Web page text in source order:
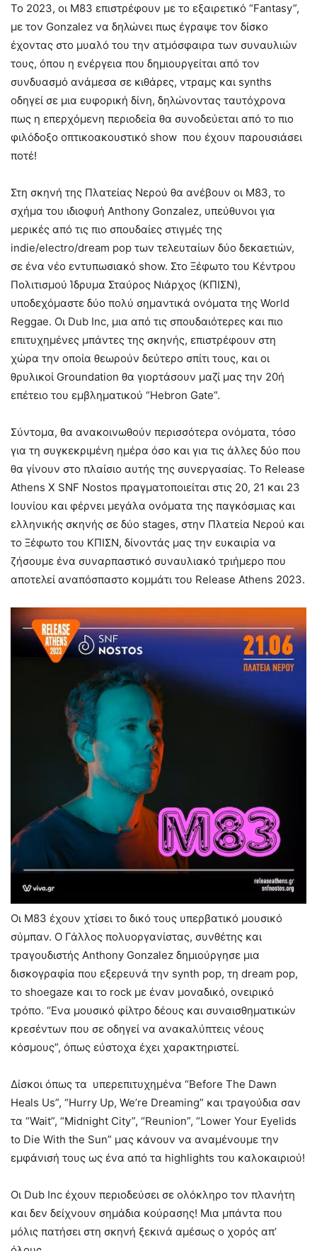
Το 2023, οι M83 επιστρέφουν με το εξαιρετικό “Fantasy”,
με τον Gonzalez να δηλώνει πως έγραψε τον δίσκο
έχοντας στο μυαλό του την ατμόσφαιρα των συναυλιών
τους, όπου η ενέργεια που δημιουργείται από τον
συνδυασμό ανάμεσα σε κιθάρες, ντραμς και synths
οδηγεί σε μια ευφορική δίνη, δηλώνοντας ταυτόχρονα
πως η επερχόμενη περιοδεία θα συνοδεύεται από το πιο
φιλόδοξο οπτικοακουστικό show που έχουν παρουσιάσει
ποτέ!
Στη σκηνή της Πλατείας Νερού θα ανέβουν οι M83, το
σχήμα του ιδιοφυή Anthony Gonzalez, υπεύθυνοι για
μερικές από τις πιο σπουδαίες στιγμές της
indie/electro/dream pop των τελευταίων δύο δεκαετιών,
σε ένα νέο εντυπωσιακό show. Στο Ξέφωτο του Κέντρου
Πολιτισμού Ίδρυμα Σταύρος Νιάρχος (ΚΠΙΣΝ),
υποδεχόμαστε δύο πολύ σημαντικά ονόματα της World
Reggae. Οι Dub Inc, μια από τις σπουδαιότερες και πιο
επιτυχημένες μπάντες της σκηνής, επιστρέφουν στη
χώρα την οποία θεωρούν δεύτερο σπίτι τους, και οι
θρυλικοί Groundation θα γιορτάσουν μαζί μας την 20ή
επέτειο του εμβληματικού “Hebron Gate”.
Σύντομα, θα ανακοινωθούν περισσότερα ονόματα, τόσο
για τη συγκεκριμένη ημέρα όσο και για τις άλλες δύο που
θα γίνουν στο πλαίσιο αυτής της συνεργασίας. Το Release
Athens X SNF Nostos πραγματοποιείται στις 20, 21 και 23
Ιουνίου και φέρνει μεγάλα ονόματα της παγκόσμιας και
ελληνικής σκηνής σε δύο stages, στην Πλατεία Νερού και
το Ξέφωτο του ΚΠΙΣΝ, δίνοντάς μας την ευκαιρία να
ζήσουμε ένα συναρπαστικό συναυλιακό τριήμερο που
αποτελεί αναπόσπαστο κομμάτι του Release Athens 2023.
Oι Μ83 έχουν χτίσει το δικό τους υπερβατικό μουσικό
σύμπαν. Ο Γάλλος πολυοργανίστας, συνθέτης και
τραγουδιστής Anthony Gonzalez δημιούργησε μια
δισκογραφία που εξερευνά την synth pop, τη dream pop,
το shoegaze και το rock με έναν μοναδικό, ονειρικό
τρόπο. “Ενα μουσικό φίλτρο δέους και συναισθηματικών
κρεσέντων που σε οδηγεί να ανακαλύπτεις νέους
κόσμους”, όπως εύστοχα έχει χαρακτηριστεί.
Δίσκοι όπως τα υπερεπιτυχημένα “Before The Dawn
Heals Us”, “Hurry Up, We’re Dreaming” και τραγούδια σαν
τα “Wait”, “Midnight City”, “Reunion”, “Lower Your Eyelids
to Die With the Sun” μας κάνουν να αναμένουμε την
εμφάνισή τους ως ένα από τα highlights του καλοκαιριού!
Οι Dub Inc έχουν περιοδεύσει σε ολόκληρο τον πλανήτη
και δεν δείχνουν σημάδια κούρασης! Μια μπάντα που
μόλις πατήσει στη σκηνή ξεκινά αμέσως ο χορός απ’